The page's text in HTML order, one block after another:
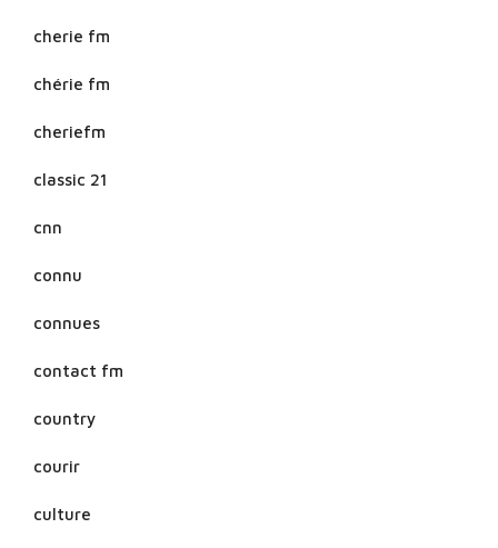
cherie fm
chérie fm
cheriefm
classic 21
cnn
connu
connues
contact fm
country
courir
culture